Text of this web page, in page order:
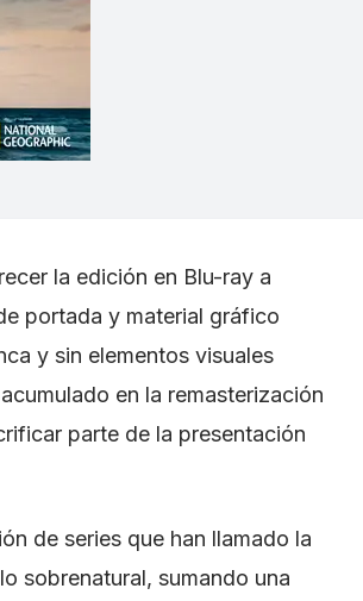
la edición en Blu-ray a
portada y material gráfico
y sin elementos visuales
en la remasterización
parte de la presentación
de series que han llamado la
sobrenatural, sumando una